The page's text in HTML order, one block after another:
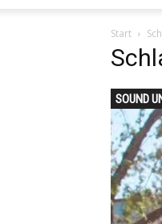
Start
SOUND